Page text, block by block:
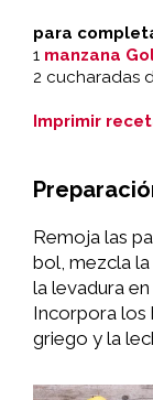
para
1 manzana
2 cucharadas
Imprimir
Remoja las
bol, mezcla
la levadura
Incorpora los
griego y la